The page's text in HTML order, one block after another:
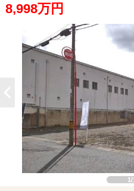
8,998万円
1/